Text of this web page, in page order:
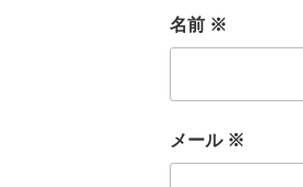
名前 ※
メール ※